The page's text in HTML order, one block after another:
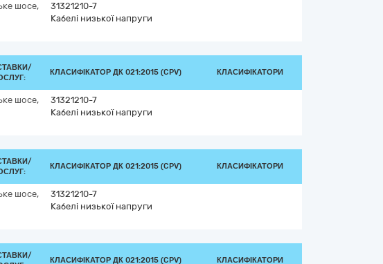
шосе,
31321210-7
Кабелі низької напруги
КЛАСИФІКАТОР ДК 021:2015 (CPV) КЛАСИФІКАТОРИ
шосе,
31321210-7
Кабелі низької напруги
КЛАСИФІКАТОР ДК 021:2015 (CPV) КЛАСИФІКАТОРИ
шосе,
31321210-7
Кабелі низької напруги
КЛАСИФІКАТОР ДК 021:2015 (CPV) КЛАСИФІКАТОРИ